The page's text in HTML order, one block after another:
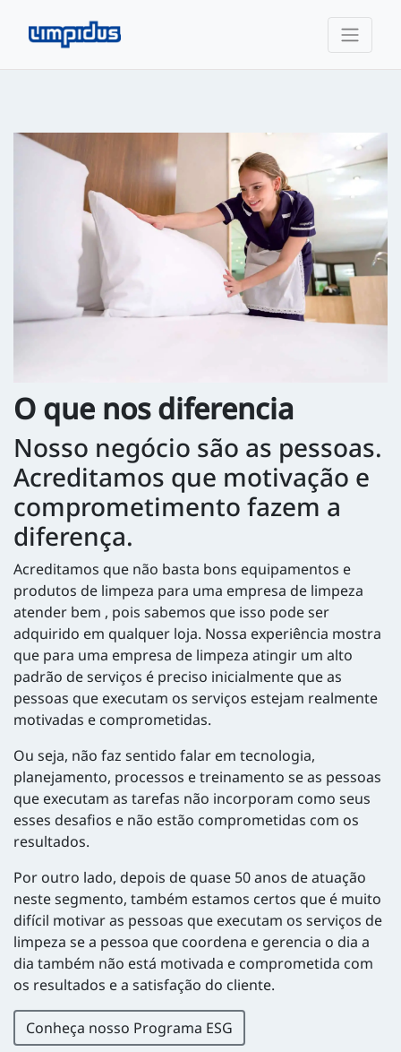
O que nos diferencia
Nosso negócio são as pessoas.
Acreditamos que motivação e
comprometimento fazem a
diferença.
Acreditamos que não basta bons equipamentos e
produtos de limpeza para uma empresa de limpeza
atender bem , pois sabemos que isso pode ser
adquirido em qualquer loja. Nossa experiência mostra
que para uma empresa de limpeza atingir um alto
padrão de serviços é preciso inicialmente que as
pessoas que executam os serviços estejam realmente
motivadas e comprometidas.
Ou seja, não faz sentido falar em tecnologia,
planejamento, processos e treinamento se as pessoas
que executam as tarefas não incorporam como seus
esses desafios e não estão comprometidas com os
resultados.
Por outro lado, depois de quase 50 anos de atuação
neste segmento, também estamos certos que é muito
difícil motivar as pessoas que executam os serviços de
limpeza se a pessoa que coordena e gerencia o dia a
dia também não está motivada e comprometida com
os resultados e a satisfação do cliente.
Conheça nosso Programa ESG